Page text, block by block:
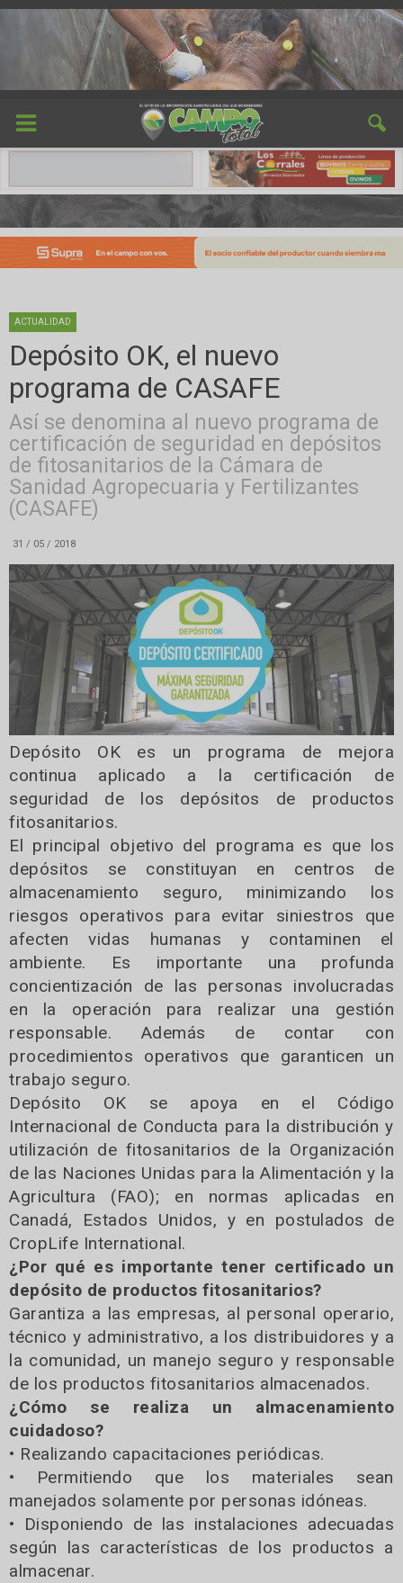
ACTUALIDAD
Depósito OK, el nuevo
programa de CASAFE
Así se denomina al nuevo programa de
certificación de seguridad en depósitos
de fitosanitarios de la Cámara de
Sanidad Agropecuaria y Fertilizantes
(CASAFE)
31 / 05 / 2018
Depósito OK es un programa de mejora
continua aplicado a la certificación de
seguridad de los depósitos de productos
fitosanitarios.
El principal objetivo del programa es que los
depósitos se constituyan en centros de
almacenamiento seguro, minimizando los
riesgos operativos para evitar siniestros que
afecten vidas humanas y contaminen el
ambiente. Es importante una profunda
concientización de las personas involucradas
en la operación para realizar una gestión
responsable. Además de contar con
procedimientos operativos que garanticen un
trabajo seguro.
Depósito OK se apoya en el Código
Internacional de Conducta para la distribución y
utilización de fitosanitarios de la Organización
de las Naciones Unidas para la Alimentación y la
Agricultura (FAO); en normas aplicadas en
Canadá, Estados Unidos, y en postulados de
CropLife International.
¿Por qué es importante tener certificado un
depósito de productos fitosanitarios?
Garantiza a las empresas, al personal operario,
técnico y administrativo, a los distribuidores y a
la comunidad, un manejo seguro y responsable
de los productos fitosanitarios almacenados.
¿Cómo se realiza un almacenamiento
cuidadoso?
• Realizando capacitaciones periódicas.
• Permitiendo que los materiales sean
manejados solamente por personas idóneas.
• Disponiendo de las instalaciones adecuadas
según las características de los productos a
almacenar.